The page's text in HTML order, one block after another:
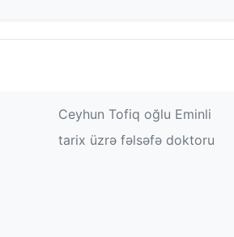
Ceyhun Tofiq oğlu Eminli
tarix üzrə fəlsəfə doktoru